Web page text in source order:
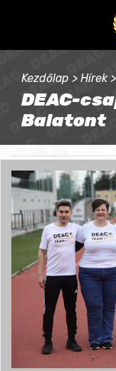
Kezdőlap > Hírek >
DEAC-
Balatont